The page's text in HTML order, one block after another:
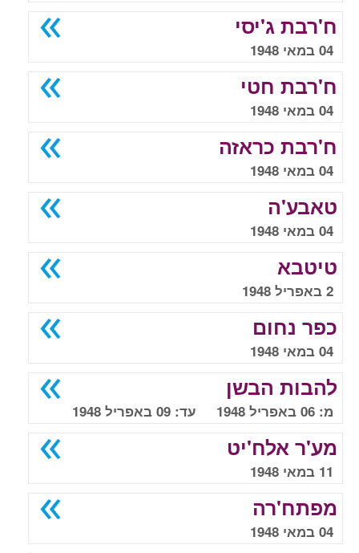
ח'רבת ג'יסי
04 במאי 1948
ח'רבת חטי
04 במאי 1948
ח'רבת כראזה
04 במאי 1948
טאבע'ה
04 במאי 1948
טיטבא
2 באפריל 1948
כפר נחום
04 במאי 1948
להבות הבשן
מ: 06 באפריל 1948 עד: 09 באפריל 1948
מע'ר אלח'יט
11 במאי 1948
מפתח'רה
04 במאי 1948